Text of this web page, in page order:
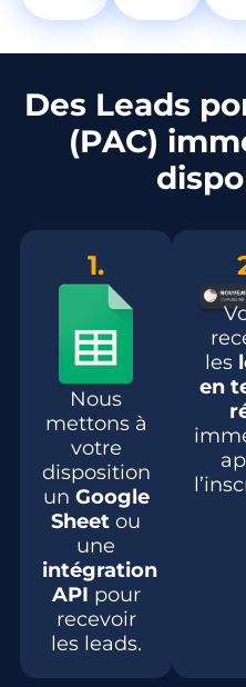
Des Leads
(PAC)
1.
Nous
mettons à
votre
disposition
un Google
Sheet ou
une
intégration
API pour
recevoir
les leads.
les
en